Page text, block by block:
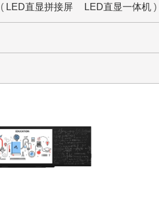
智能美妆镜
找回操作指引
( LED直显拼接屏 LED直显一体机 )